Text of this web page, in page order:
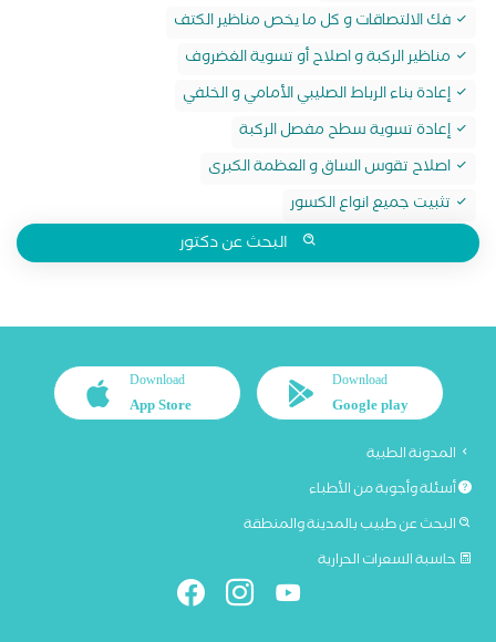
فك الالتصاقات و كل ما يخص مناظير الكتف
مناظير الركبة و اصلاح أو تسوية الغضروف
إعادة بناء الرباط الصليبي الأمامي و الخلفي
إعادة تسوية سطح مفصل الركبة
اصلاح تقوس الساق و العظمة الكبرى
تثبيت جميع انواع الكسور
البحث عن دكتور
Download
Google play
Download
App Store
المدونة الطبية
أسئلة وأجوبة من الأطباء
البحث عن طبيب بالمدينة والمنطقة
حاسبة السعرات الحرارية